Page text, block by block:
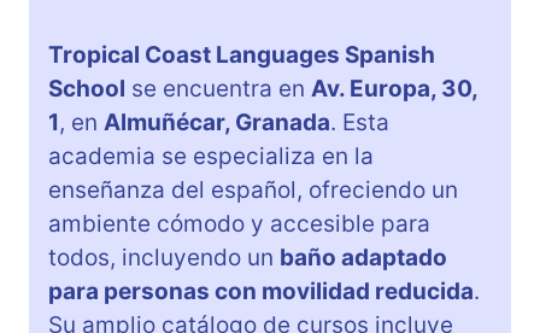
Tropical Coast Languages Spanish
School se encuentra en Av. Europa, 30,
1, en Almuñécar, Granada. Esta
academia se especializa en la
enseñanza del español, ofreciendo un
ambiente cómodo y accesible para
todos, incluyendo un baño adaptado
para personas con movilidad reducida.
Su amplio catálogo de cursos incluye